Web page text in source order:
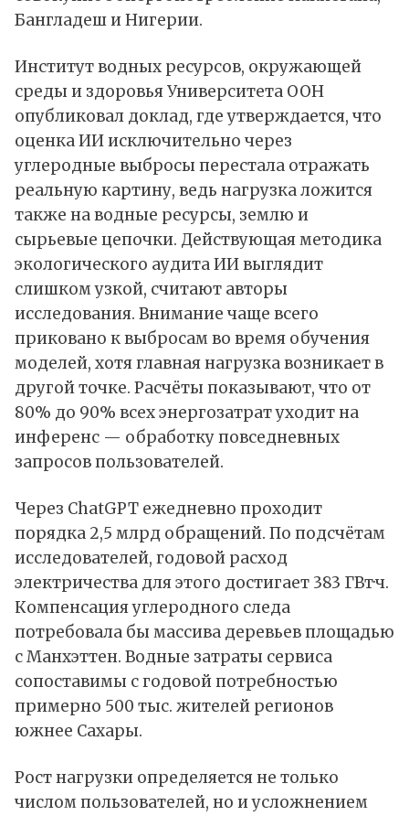
Бангладеш и Нигерии.
Институт водных ресурсов, окружающей
среды и здоровья Университета ООН
опубликовал доклад, где утверждается, что
оценка ИИ исключительно через
углеродные выбросы перестала отражать
реальную картину, ведь нагрузка ложится
также на водные ресурсы, землю и
сырьевые цепочки. Действующая методика
экологического аудита ИИ выглядит
слишком узкой, считают авторы
исследования. Внимание чаще всего
приковано к выбросам во время обучения
моделей, хотя главная нагрузка возникает в
другой точке. Расчёты показывают, что от
80% до 90% всех энергозатрат уходит на
инференс — обработку повседневных
запросов пользователей.
Через ChatGPT ежедневно проходит
порядка 2,5 млрд обращений. По подсчётам
исследователей, годовой расход
электричества для этого достигает 383 ГВт·ч.
Компенсация углеродного следа
потребовала бы массива деревьев площадью
с Манхэттен. Водные затраты сервиса
сопоставимы с годовой потребностью
примерно 500 тыс. жителей регионов
южнее Сахары.
Рост нагрузки определяется не только
числом пользователей, но и усложнением